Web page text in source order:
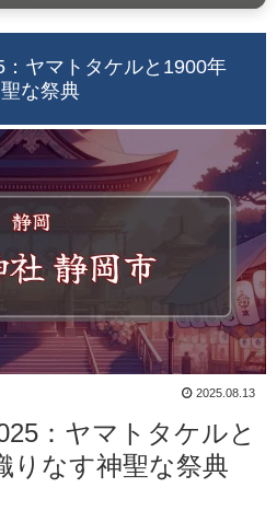
ヤマトタケルと1900年
な祭典
2025.08.13
：ヤマトタケルと
りなす神聖な祭典